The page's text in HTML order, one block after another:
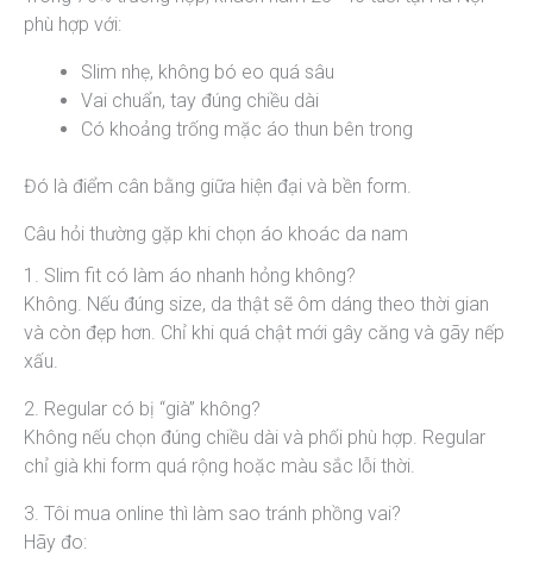
phù hợp với:
Slim nhẹ, không bó eo quá sâu
Vai chuẩn, tay đúng chiều dài
Có khoảng trống mặc áo thun bên trong
Đó là điểm cân bằng giữa hiện đại và bền form.
Câu hỏi thường gặp khi chọn áo khoác da nam
1. Slim fit có làm áo nhanh hỏng không?
Không. Nếu đúng size, da thật sẽ ôm dáng theo thời gian
và còn đẹp hơn. Chỉ khi quá chật mới gây căng và gãy nếp
xấu.
2. Regular có bị “già” không?
Không nếu chọn đúng chiều dài và phối phù hợp. Regular
chỉ già khi form quá rộng hoặc màu sắc lỗi thời.
3. Tôi mua online thì làm sao tránh phồng vai?
Hãy đo: